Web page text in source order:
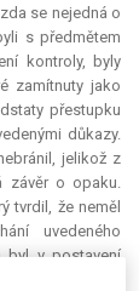
se nejedná o
s předmětem
kontroly, byly
zamítnuty jako
přestupku
důkazy.
jelikož z
závěr o opaku.
tvrdil, že neměl
uvedeného
byl v postavení